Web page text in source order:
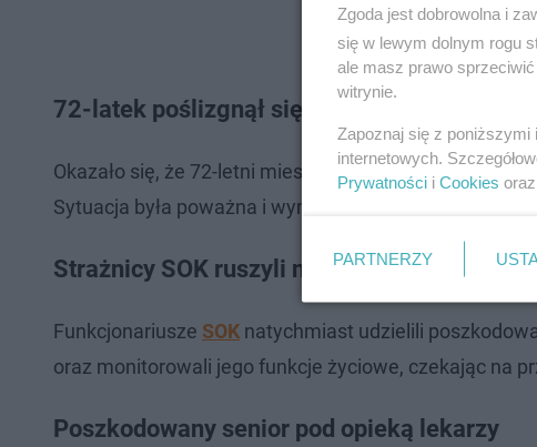
72-latek poślizgnął się i upadł
Okazało się, że 72-letni mieszkaniec Koszalina
Sytuacja była poważna i wymagała natychmiastowej
Strażnicy SOK ruszyli na pomoc
Funkcjonariusze SOK natychmiast udzielili
oraz monitorowali jego funkcje życiowe, czekając na
Poszkodowany senior pod opieką lekarzy
Zgoda jest dobrowolna i
się w lewym dolnym rogu
ale masz prawo
witrynie.
Zapoznaj się z
internetowych.
Prywatności i Cookies
PARTNERZY